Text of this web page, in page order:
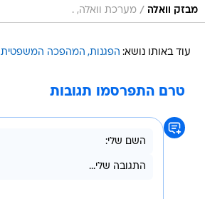
מבזק וואלה / מערכת וואלה, .
עוד באותו נושא: הפגנות המהפכה המשפטית
טרם התפרסמו תגובות